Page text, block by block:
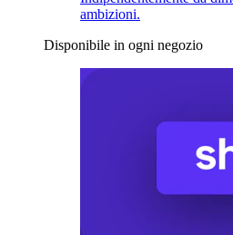
ambizioni.
Disponibile in ogni negozio